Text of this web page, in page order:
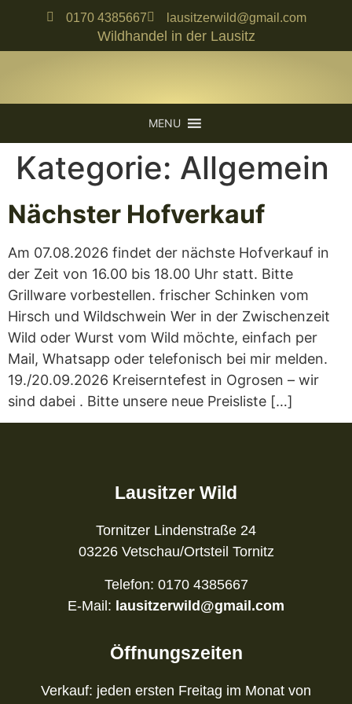
0170 4385667 lausitzerwild@gmail.com
Wildhandel in der Lausitz
MENU
Kategorie: Allgemein
Nächster Hofverkauf
Am 07.08.2026 findet der nächste Hofverkauf in
der Zeit von 16.00 bis 18.00 Uhr statt. Bitte
Grillware vorbestellen. frischer Schinken vom
Hirsch und Wildschwein Wer in der Zwischenzeit
Wild oder Wurst vom Wild möchte, einfach per
Mail, Whatsapp oder telefonisch bei mir melden.
19./20.09.2026 Kreiserntefest in Ogrosen – wir
sind dabei . Bitte unsere neue Preisliste […]
Lausitzer Wild
Tornitzer Lindenstraße 24
03226 Vetschau/Ortsteil Tornitz
Telefon: 0170 4385667
E-Mail: lausitzerwild@gmail.com
Öffnungszeiten
Verkauf: jeden ersten Freitag im Monat von